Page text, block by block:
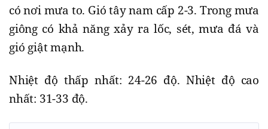
có nơi mưa to. Gió tây nam cấp 2-3. Trong mưa
giông có khả năng xảy ra lốc, sét, mưa đá và
gió giật mạnh.
Nhiệt độ thấp nhất: 24-26 độ. Nhiệt độ cao
nhất: 31-33 độ.